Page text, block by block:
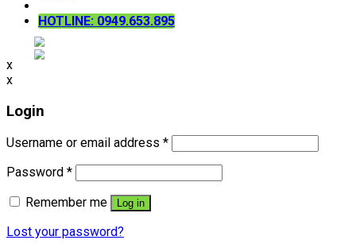
HOTLINE: 0949.653.895
x
x
Login
Username or email address *
Password *
Remember me
Log in
Lost your password?